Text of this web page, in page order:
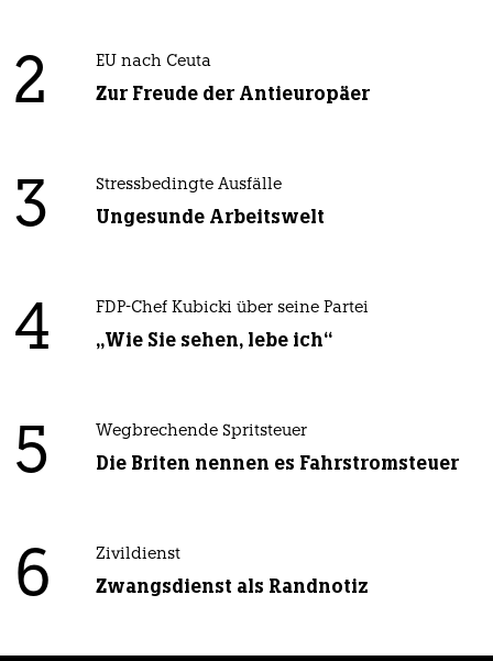
2 EU nach Ceuta
Zur Freude der Antieuropäer
3 Stressbedingte Ausfälle
Ungesunde Arbeitswelt
4 FDP-Chef Kubicki über seine Partei
„Wie Sie sehen, lebe ich“
5 Wegbrechende Spritsteuer
Die Briten nennen es Fahrstromsteuer
6 Zivildienst
Zwangsdienst als Randnotiz